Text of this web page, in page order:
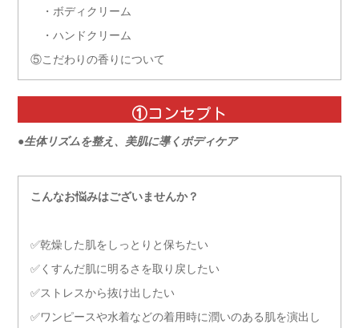
・ボディクリーム
・ハンドクリーム
⑤こだわりの香りについて
①コンセプト
●生体リズムを整え、美肌に導くボディケア
こんなお悩みはございませんか？
✅乾燥した肌をしっとりと保ちたい
✅くすんだ肌に明るさを取り戻したい
✅ストレスから抜け出したい
✅ワンピースや水着などの着用時に潤いのある肌を演出し